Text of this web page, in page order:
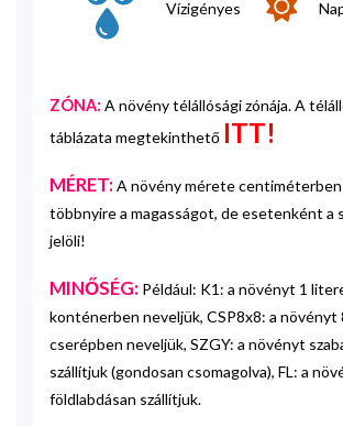
Vízigényes
ZÓNA: A növény télállósági zónája. A
táblázata megtekinthető ITT!
MÉRET:A növény mérete centiméterben
többnyire a magasságot, de esetenként a
jelöli!
MINŐSÉG: Például: K1: a növényt 1
konténerben neveljük, CSP8x8: a növényt
cserépben neveljük, SZGY: a növényt
szállítjuk (gondosan csomagolva), FL: a
földlabdásan szállítjuk.